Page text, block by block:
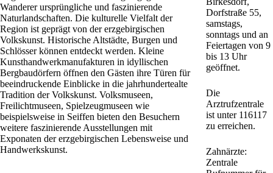
Wanderer ursprüngliche und faszinierende
Naturlandschaften. Die kulturelle Vielfalt der
Region ist geprägt von der erzgebirgischen
Volkskunst. Historische Altstädte, Burgen und
Schlösser können entdeckt werden. Kleine
Kunsthandwerkmanufakturen in idyllischen
Bergbaudörfern öffnen den Gästen ihre Türen für
beeindruckende Einblicke in die jahrhundertealte
Tradition der Volkskunst. Volksmuseen,
Freilichtmuseen, Spielzeugmuseen wie
beispielsweise in Seiffen bieten den Besuchern
weitere faszinierende Ausstellungen mit
Exponaten der erzgebirgischen Lebensweise und
Handwerkskunst.
Dorfstraße 55,
samstags,
sonntags und an
Feiertagen von 9
bis 13 Uhr
geöffnet.
Die
Arztrufzentrale
ist unter 116117
zu erreichen.
Zahnärzte:
Zentrale